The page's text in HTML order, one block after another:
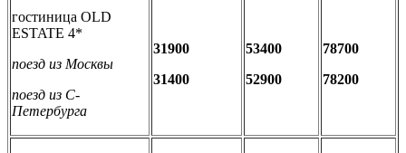
гостиница OLD
ESTATE 4*
поезд из Москвы
поезд из С-
Петербурга
31900
31400
53400
52900
78700
78200